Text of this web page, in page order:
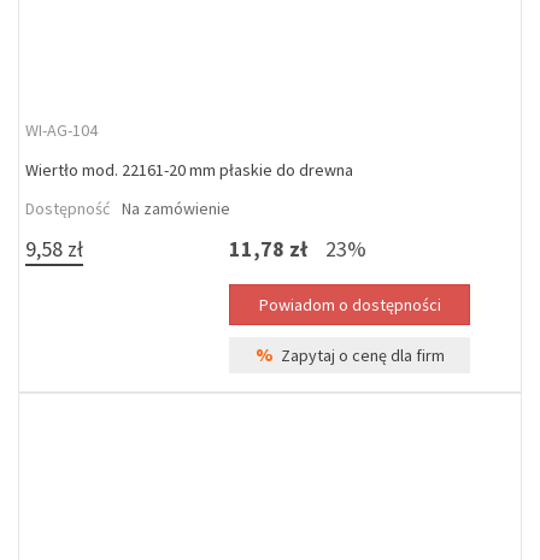
WI-AG-104
Wiertło mod. 22161-20 mm płaskie do drewna
Dostępność Na zamówienie
9,58 zł 11,78 zł 23%
% Zapytaj o cenę dla firm